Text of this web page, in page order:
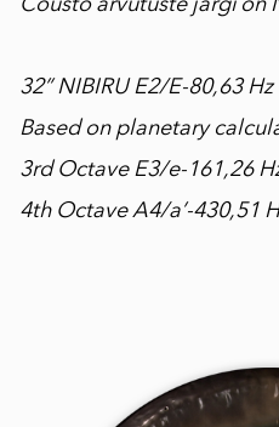
32” NIBIRU E2/E-80,63 Hz
Based on planetary
3rd Octave E3/e-161,26
4th Octave A4/a’-430,51